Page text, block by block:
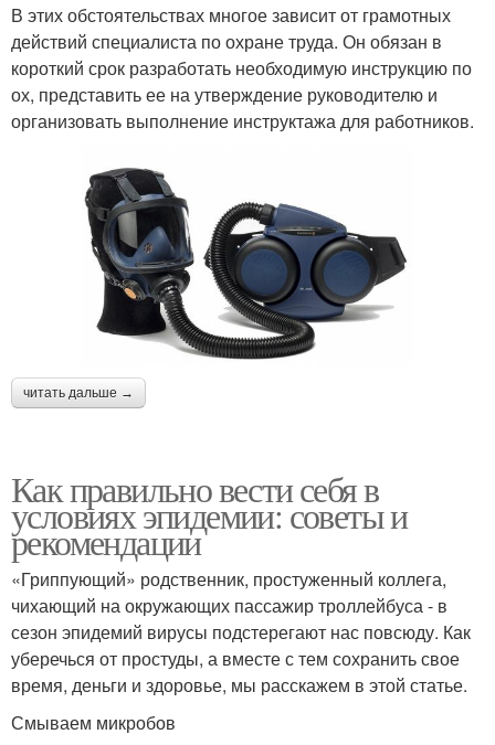
В этих обстоятельствах многое зависит от грамотных
действий специалиста по охране труда. Он обязан в
короткий срок разработать необходимую инструкцию по
ох, представить ее на утверждение руководителю и
организовать выполнение инструктажа для работников.
читать дальше →
Как правильно вести себя в
условиях эпидемии: советы и
рекомендации
«Гриппующий» родственник, простуженный коллега,
чихающий на окружающих пассажир троллейбуса - в
сезон эпидемий вирусы подстерегают нас повсюду. Как
уберечься от простуды, а вместе с тем сохранить свое
время, деньги и здоровье, мы расскажем в этой статье.
Смываем микробов